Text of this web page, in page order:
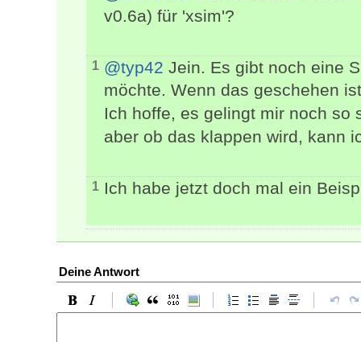
v0.6a) für 'xsim'?
1 @typ42 Jein. Es gibt noch eine
möchte. Wenn das geschehen
Ich hoffe, es gelingt mir noch so
aber ob das klappen wird, kann
1 Ich habe jetzt doch mal ein
Deine Antwort